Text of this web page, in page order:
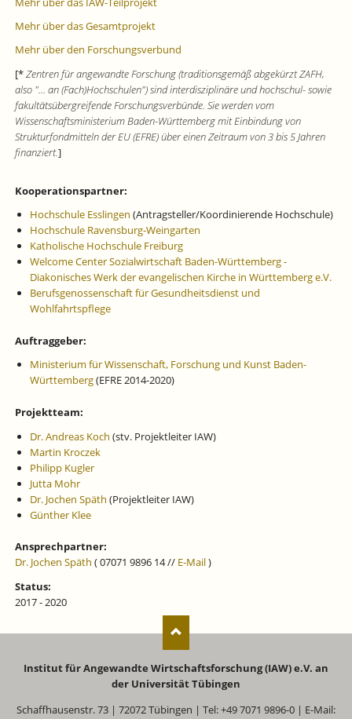
Mehr über das Gesamtprojekt
Mehr über den Forschungsverbund
[*Zentren für angewandte Forschung (traditionsgemäß abgekürzt ZAFH,
also "... an (Fach)Hochschulen") sind interdisziplinäre und hochschul- sowie
fakultätsübergreifende Forschungsverbünde. Sie werden vom
Wissenschaftsministerium Baden-Württemberg mit Einbindung von
Strukturfondmitteln der EU (EFRE) über einen Zeitraum von 3 bis 5 Jahren
finanziert.]
Kooperationspartner:
Hochschule Esslingen (Antragsteller/Koordinierende Hochschule)
Hochschule Ravensburg-Weingarten
Katholische Hochschule Freiburg
Welcome Center Sozialwirtschaft Baden-Württemberg -
Diakonisches Werk der evangelischen Kirche in Württemberg e.V.
Berufsgenossenschaft für Gesundheitsdienst und
Wohlfahrtspflege
Auftraggeber:
Ministerium für Wissenschaft, Forschung und Kunst Baden-
Württemberg(EFRE 2014-2020)
Projektteam:
Dr. Andreas Koch (stv. Projektleiter IAW)
Martin Kroczek
Philipp Kugler
Jutta Mohr
Dr. Jochen Späth (Projektleiter IAW)
Günther Klee
Ansprechpartner:
Dr. Jochen Späth ( 07071 9896 14 // E-Mail)
Status:
2017 - 2020
Institut für Angewandte Wirtschaftsforschung (IAW) e.V. an
der Universität Tübingen
Schaffhausenstr. 73 | 72072 Tübingen | Tel: +49 7071 9896-0 | E-Mail: